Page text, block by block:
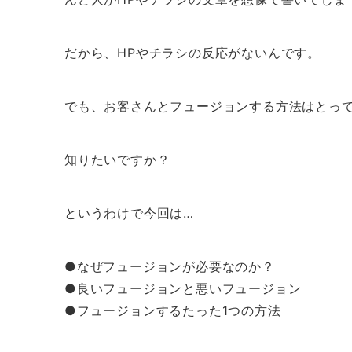
だから、HPやチラシの反応がないんです。
でも、お客さんとフュージョンする方法はとっ
知りたいですか？
というわけで今回は…
●なぜフュージョンが必要なのか？
●良いフュージョンと悪いフュージョン
●フュージョンするたった1つの方法